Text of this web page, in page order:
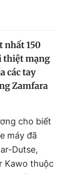
cáo
nhất 150
thiệt mạng
các tay
Zamfara
cho biết
máy đã
Dutse,
Kawo thuộc